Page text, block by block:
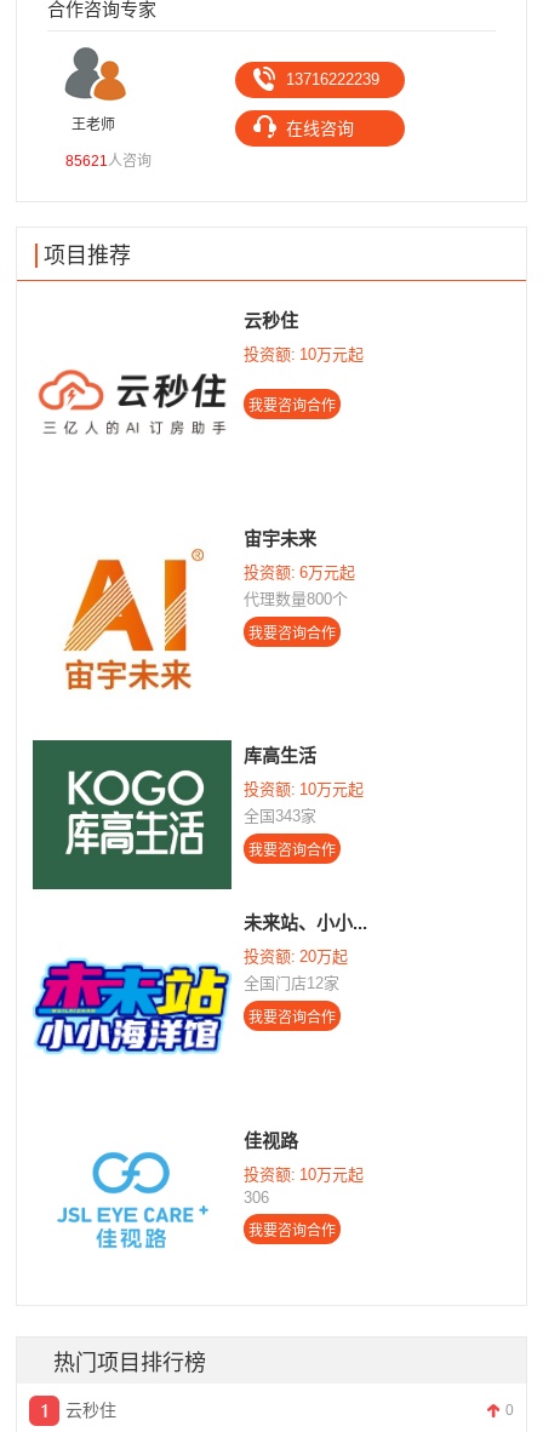
合作咨询专家
王老师
13716222239
在线咨询
85621人咨询
项目推荐
云秒住
投资额: 10万元起
宙宇未来
投资额: 6万元起
代理数量800个
库高生活
投资额: 10万元起
全国343家
未来站、小小...
投资额: 20万起
全国门店12家
佳视路
投资额: 10万元起
306
热门项目排行榜
云秒住 0